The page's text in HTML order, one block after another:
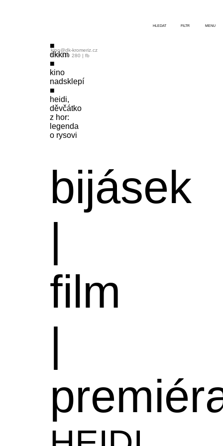
dkkm
kino
nadsklepí
heidi,
děvčátko
z hor:
legenda
o rysovi
bijásek
|
film
|
kino@dk-kromeriz.cz
573 339 280 | fb
HLEDAT FILTR MENU